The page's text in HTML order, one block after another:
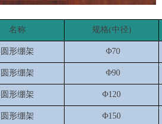
名称 规格(中径)
圆形绷架 Φ70
圆形绷架 Φ90
圆形绷架 Φ120
圆形绷架 Φ150